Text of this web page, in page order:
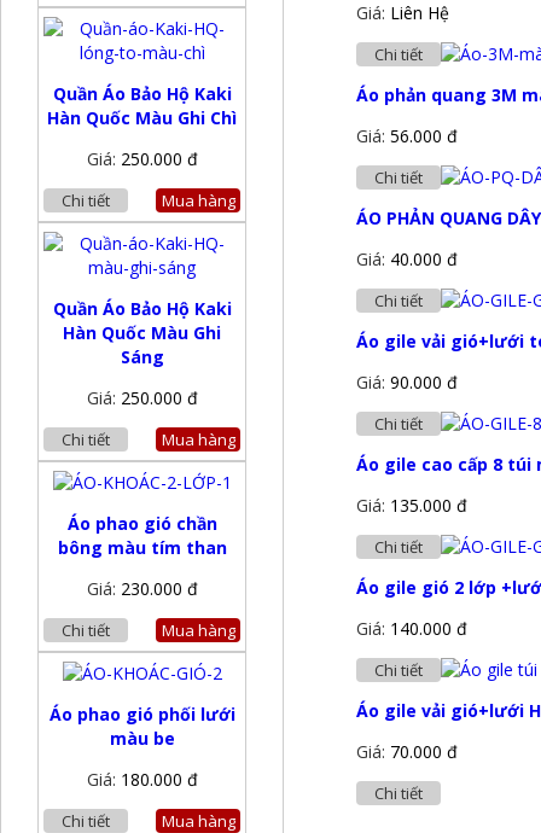
Giá: Liên Hệ
Chi tiết
Áo phản quang 3M
Giá: 56.000 đ
Chi tiết
ÁO PHẢN QUANG
Giá: 40.000 đ
Chi tiết
Áo gile vải gió+lưới
Giá: 90.000 đ
Chi tiết
Áo gile cao cấp 8 túi
Giá: 135.000 đ
Chi tiết
Áo gile gió 2 lớp
Giá: 140.000 đ
Chi tiết
Áo gile vải gió+lưới
Giá: 70.000 đ
Chi tiết
Quần Áo Bảo Hộ Kaki
Hàn Quốc Màu Ghi Chì
Giá: 250.000 đ
Chi tiết Mua hàng
Quần Áo Bảo Hộ Kaki
Hàn Quốc Màu Ghi
Sáng
Giá: 250.000 đ
Chi tiết Mua hàng
Áo phao gió chần
bông màu tím than
Giá: 230.000 đ
Chi tiết Mua hàng
Áo phao gió phối lưới
màu be
Giá: 180.000 đ
Chi tiết Mua hàng